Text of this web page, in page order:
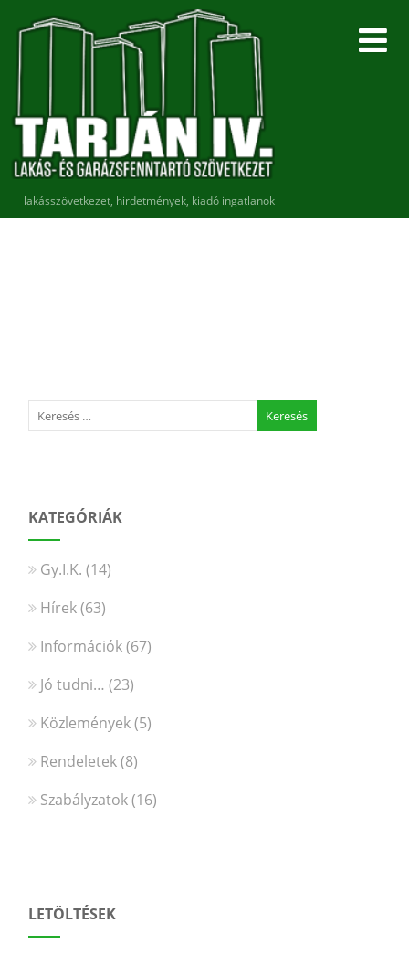
lakásszövetkezet, hirdetmények, kiadó ingatlanok
KATEGÓRIÁK
Gy.I.K. (14)
Hírek(63)
Információk(67)
Jó tudni… (23)
Közlemények(5)
Rendeletek(8)
Szabályzatok(16)
LETÖLTÉSEK